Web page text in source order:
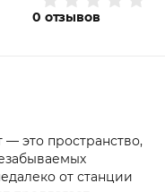
0 отзывов
это пространство,
от станции